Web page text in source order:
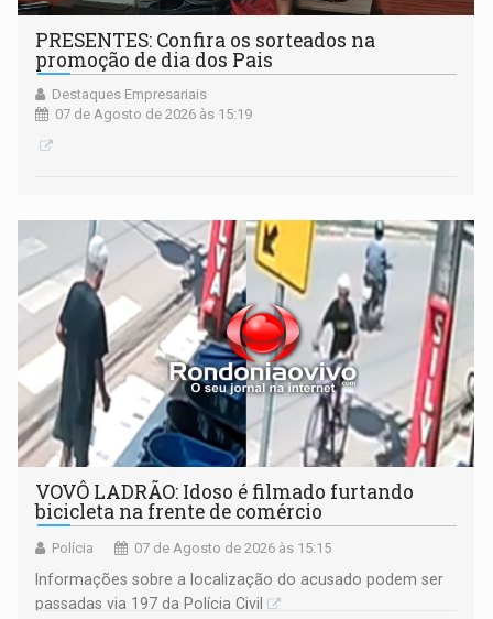
PRESENTES: Confira os sorteados na
promoção de dia dos Pais
Destaques Empresariais
07 de Agosto de 2026 às 15:19
VOVÔ LADRÃO: Idoso é filmado furtando
bicicleta na frente de comércio
Polícia 07 de Agosto de 2026 às 15:15
Informações sobre a localização do acusado podem ser
passadas via 197 da Polícia Civil